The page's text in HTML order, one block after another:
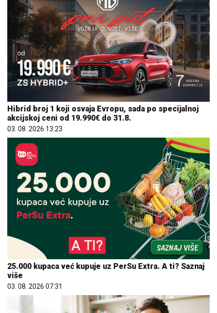
Hibrid broj 1 koji osvaja Evropu, sada po specijalnoj
akcijskoj ceni od 19.990€ do 31.8.
03. 08. 2026 13:23
25.000 kupaca već kupuje uz PerSu Extra. A ti? Saznaj
više
03. 08. 2026 07:31